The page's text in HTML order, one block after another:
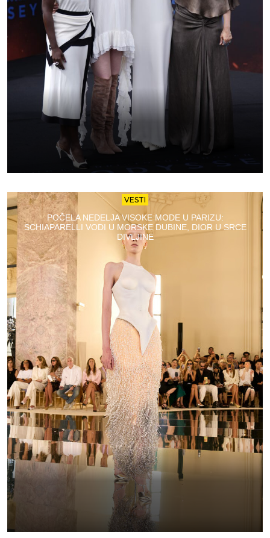
VESTI
POČELA NEDELJA VISOKE MODE U PARIZU:
SCHIAPARELLI VODI U MORSKE DUBINE, DIOR U SRCE
DIVLJINE